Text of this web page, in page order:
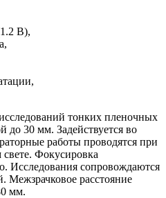
В),
тонких пленочных
до 30 мм. Задействуется во
работы проводятся при
Фокусировка
Исследования сопровождаются
Межзрачковое расстояние
мм.